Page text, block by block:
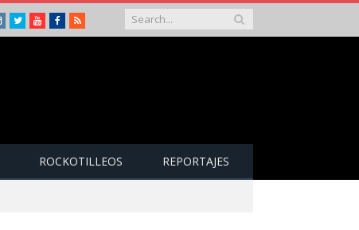
Instagram
TwitterYoutubeFacebook
RSS
ROCKOTILLEOS REPORTAJES